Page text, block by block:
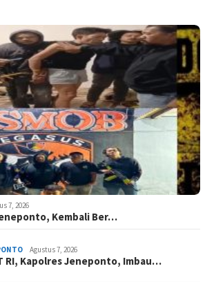
7, 2026
Kembali Ber…
Agustus 7, 2026
RI, Kapolres Jeneponto, Imbau…